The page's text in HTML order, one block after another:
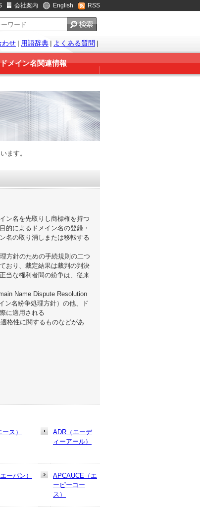
会社案内 English RSS
わせ | 用語辞典 | よくある質問 |
ドメイン名関連情報
ます。
ン名を先取りし商標権を持つ
的によるドメイン名の登録・
名の取り消しまたは移転する
方針のための手続規則の二つ
おり、裁定結果は裁判の判決
当な権利者間の紛争は、従来
Name Dispute Resolution
ン名紛争処理方針）の他、ド
に適用される
格性に関するものなどがあ
ス）
ADR（エーデ
ィーアール）
ーパン）
APCAUCE（エ
ーピーコー
ス）